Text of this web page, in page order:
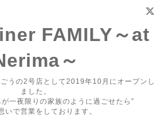
FAMILY～at
～
うの2号店として2019年10月にオープンし
ました。
一夜限りの家族のように過ごせたら”
いで営業をしております。